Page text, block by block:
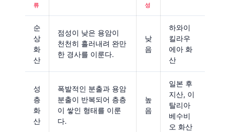
류
성
순
상
화
산
점성이 낮은 용암이
천천히 흘러내려 완만
한 경사를 이룬다.
낮
음
하와이
킬라우
에아 화
산
성
층
화
산
폭발적인 분출과 용암
분출이 반복되어 층층
이 쌓인 형태를 이룬
다.
높
음
일본 후
지산, 이
탈리아
베수비
오 화산